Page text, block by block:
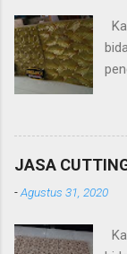
JASA
-Agustus 31, 2020